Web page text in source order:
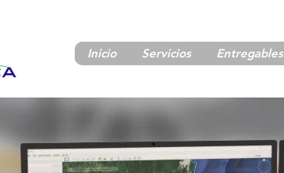
Inicio Servicios Entregables